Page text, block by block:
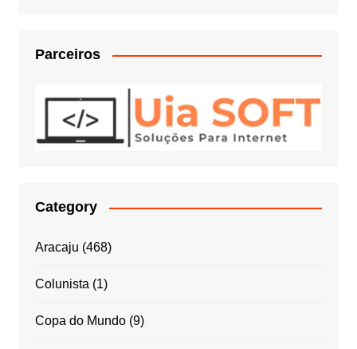
Parceiros
Category
Aracaju (468)
Colunista (1)
Copa do Mundo(9)